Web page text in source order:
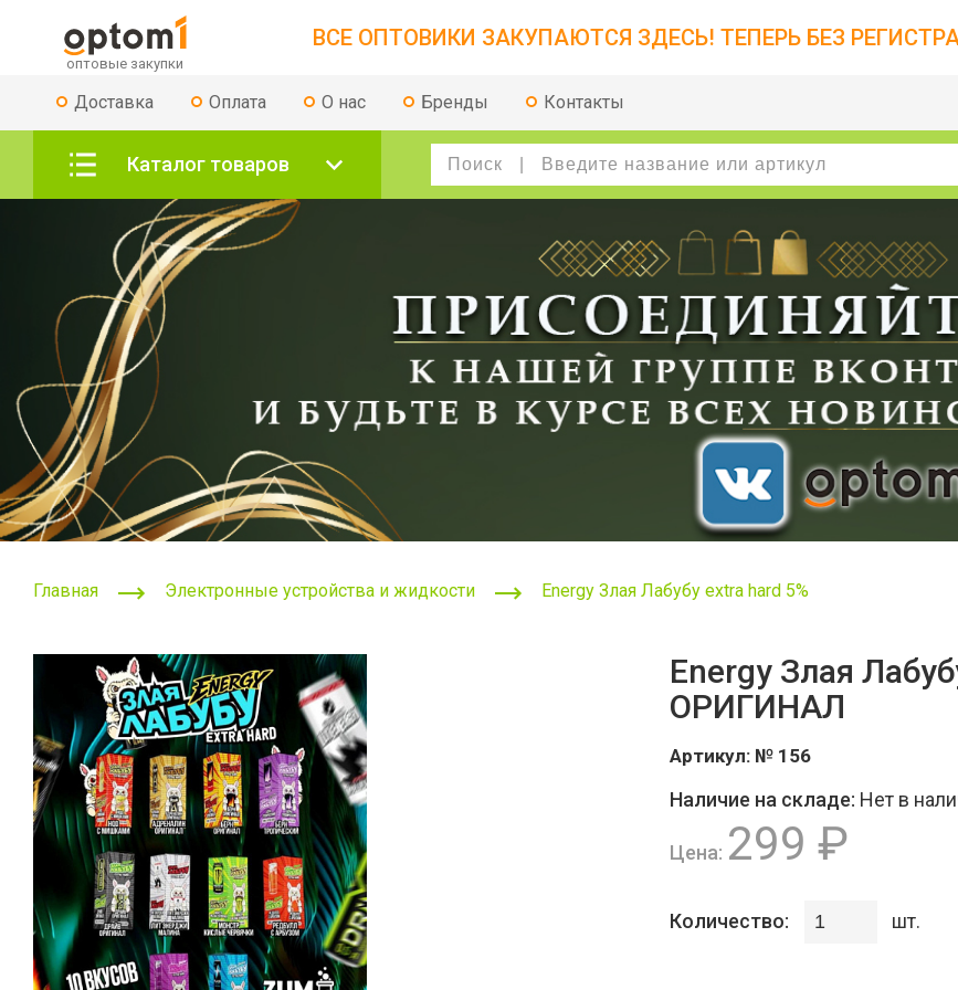
ВСЕ ОПТОВИКИ ЗАКУПАЮТСЯ ЗДЕСЬ! ТЕПЕРЬ БЕЗ
Доставка Оплата О нас Бренды Контакты
Каталог товаров
Главная Электронные устройства и жидкости Energy Злая Лабубу extra hard 5%
Energy Злая
ОРИГИНАЛ
Артикул: № 156
Наличие на складе: Нет в
Цена: 299 ₽
Количество: шт.